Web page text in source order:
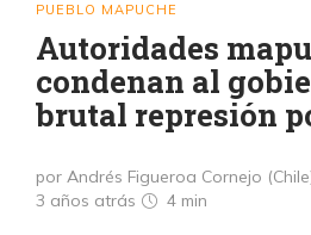
PUEBLO MAPUCHE
Autoridades
condenan al
brutal represión
por Andrés Figueroa Cornejo
3 años atrás
4 min